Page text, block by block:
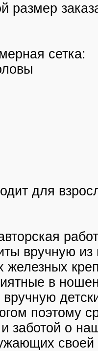
размер
сетка:
для
вручную из
железных
в
поэтому
заботой о